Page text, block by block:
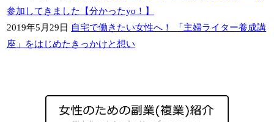
参加してきました【分かったyo！】
2019年5月29日 自宅で働きたい女性へ！ 「主婦ライター養成講
座」をはじめたきっかけと想い